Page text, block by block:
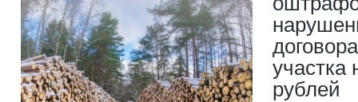
участка
рублей